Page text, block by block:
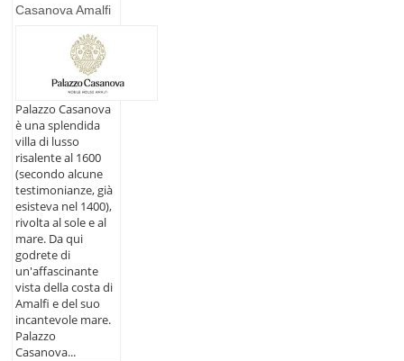
Casanova Amalfi
Palazzo Casanova
è una splendida
villa di lusso
risalente al 1600
(secondo alcune
testimonianze, già
esisteva nel 1400),
rivolta al sole e al
mare. Da qui
godrete di
un'affascinante
vista della costa di
Amalfi e del suo
incantevole mare.
Palazzo
Casanova...